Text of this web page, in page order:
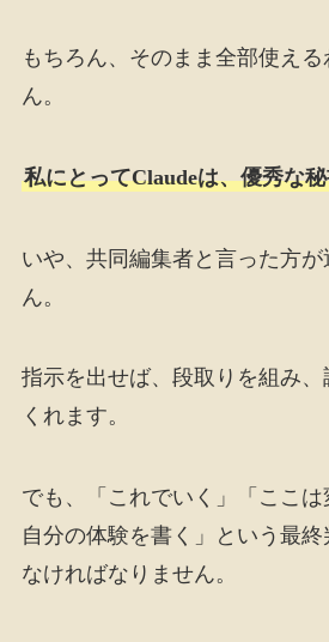
もちろん、そのまま全部使え
ん。
私にとってClaudeは、優秀な
いや、共同編集者と言った方
ん。
指示を出せば、段取りを組み
くれます。
でも、「これでいく」「ここ
自分の体験を書く」という最
なければなりません。